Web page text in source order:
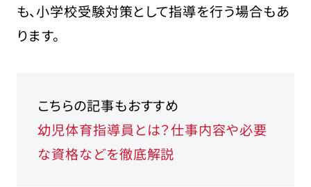
も、小学校受験対策として指導を行う場合もあ
ります。
こちらの記事もおすすめ
幼児体育指導員とは？仕事内容や必要
な資格などを徹底解説